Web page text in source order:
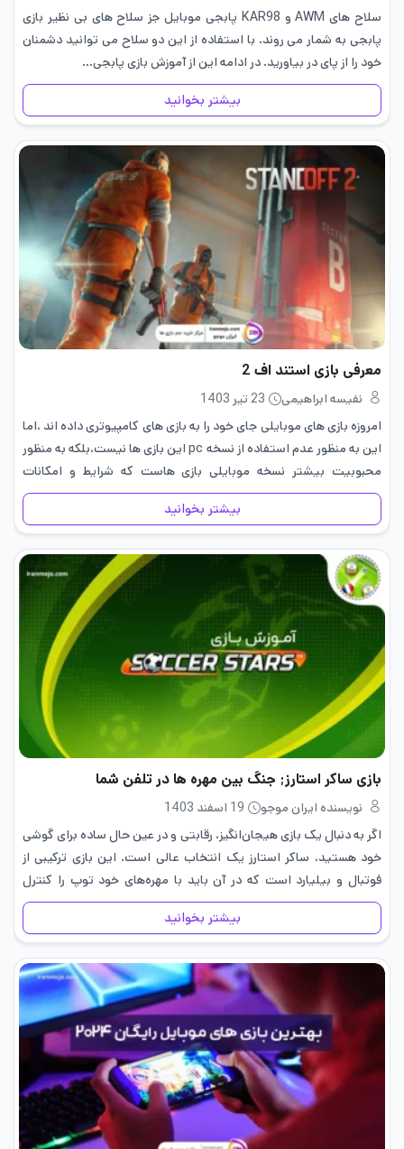
سلاح های AWM و KAR98 پابجی موبایل جز سلاح های بی نظیر بازی
پابجی به شمار می روند. با استفاده از این دو سلاح می توانید دشمنان
خود را از پای در بیاورید. در ادامه این از آموزش بازی پابجی…
بیشتر بخوانید
معرفی بازی استند اف 2
نفیسه ابراهیمی
23 تیر 1403
امروزه بازی های موبایلی جای خود را به بازی های کامپیوتری داده اند ،اما
این به منظور عدم استفاده از نسخه pc این بازی ها نیست،بلکه به منظور
محبوبیت بیشتر نسخه موبایلی بازی هاست که شرایط و امکانات
بیشتری برای…
بیشتر بخوانید
بازی ساکر استارز; جنگ بین مهره ها در تلفن شما
نویسنده ایران موجو
19 اسفند 1403
اگر به دنبال یک بازی هیجان‌انگیز، رقابتی و در عین حال ساده برای گوشی
خود هستید، ساکر استارز یک انتخاب عالی است. این بازی ترکیبی از
فوتبال و بیلیارد است که در آن باید با مهره‌های خود توپ را کنترل
کرده…
بیشتر بخوانید